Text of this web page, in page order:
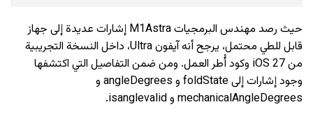
حيث رصد مهندس البرمجيات M1Astra إشارات عديدة إلى جهاز
قابل للطي محتمل، يرجح أنه آيفون Ultra، داخل النسخة التجريبية
من iOS 27 وكود أُطر العمل. ومن ضمن التفاصيل التي اكتشفها
وجود إشارات إلى foldState و angleDegrees و
mechanicalAngleDegrees و isanglevalid.